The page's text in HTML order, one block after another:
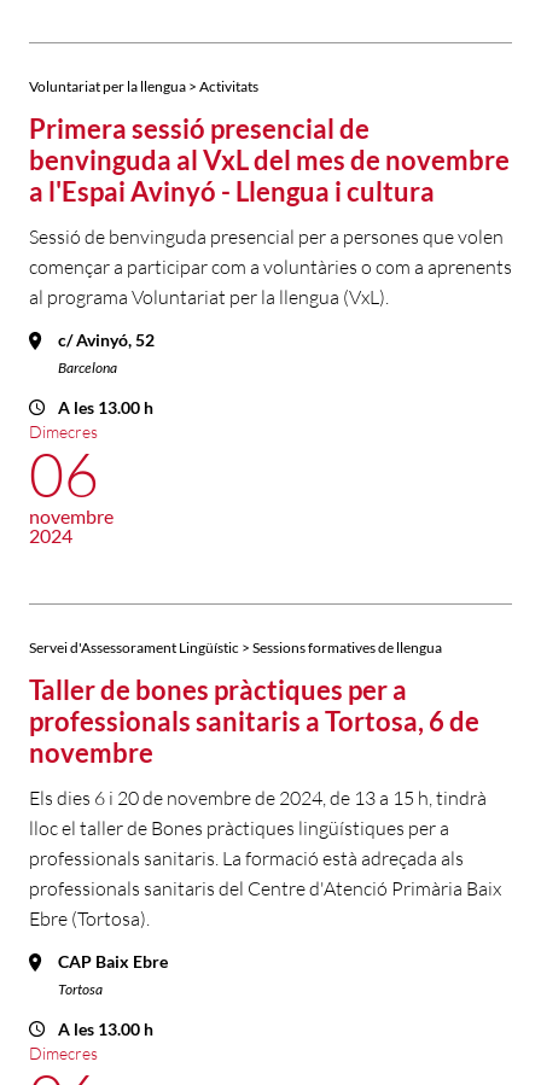
Voluntariat per la llengua > Activitats
Primera sessió presencial de
benvinguda al VxL del mes de novembre
a l'Espai Avinyó - Llengua i cultura
Sessió de benvinguda presencial per a persones que volen
començar a participar com a voluntàries o com a aprenents
al programa Voluntariat per la llengua (VxL).
c/ Avinyó, 52
Barcelona
A les 13.00 h
Dimecres
06
novembre
2024
Servei d'Assessorament Lingüístic > Sessions formatives de llengua
Taller de bones pràctiques per a
professionals sanitaris a Tortosa, 6 de
novembre
Els dies 6 i 20 de novembre de 2024, de 13 a 15 h, tindrà
lloc el taller de Bones pràctiques lingüístiques per a
professionals sanitaris. La formació està adreçada als
professionals sanitaris del Centre d'Atenció Primària Baix
Ebre (Tortosa).
CAP Baix Ebre
Tortosa
A les 13.00 h
Dimecres